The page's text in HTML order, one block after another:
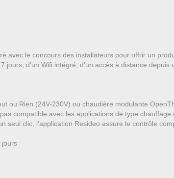
le concours des installateurs pour offrir un
d’un Wifi intégré, d’un accès à distance
ou Rien (24V-230V) ou chaudière modulante
compatible avec les applications de type chauffage
clic, l’application Resideo assure le contrôle
jours